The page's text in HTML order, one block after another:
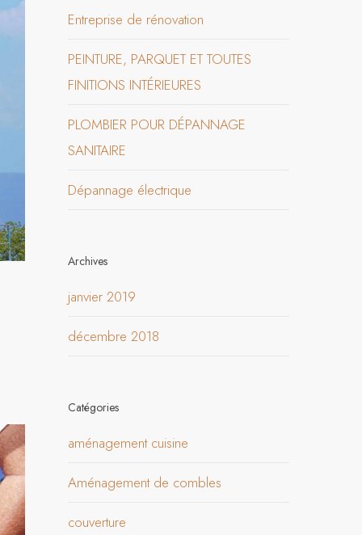
Entreprise de rénovation
PEINTURE, PARQUET ET TOUTES
FINITIONS INTÉRIEURES
PLOMBIER POUR DÉPANNAGE
SANITAIRE
Dépannage électrique
Archives
janvier 2019
décembre 2018
Catégories
aménagement cuisine
Aménagement de combles
couverture